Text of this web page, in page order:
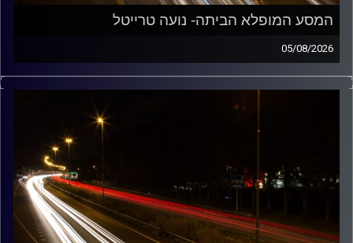
המסע המופלא הביתה- נועה טרייטל
05/08/2026
מוזיקה שתלווה אותנו אחרי יום עבודה ארוך ותחזיר אותנו
הביתה בשלום עם נועה טרייטל
קרדיט תמונות: